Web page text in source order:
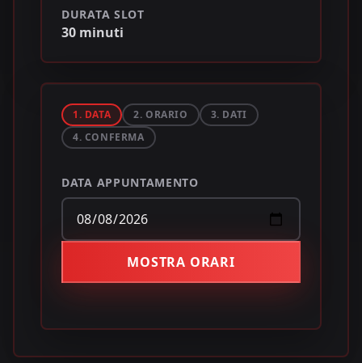
DURATA SLOT
30 minuti
1. DATA 2. ORARIO
3. DATI
4. CONFERMA
DATA APPUNTAMENTO
MOSTRA ORARI